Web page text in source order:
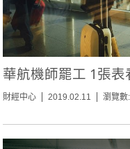
華航機師罷工 1張
財經中心 2019.02.11 瀏覽